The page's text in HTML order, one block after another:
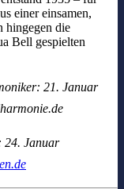
einer einsamen,
hingegen die
Bell gespielten
21. Januar
24. Januar